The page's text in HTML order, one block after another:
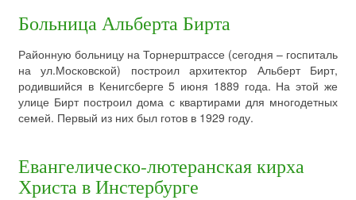
Больница Альберта Бирта
Районную больницу на Торнерштрассе (сегодня – госпиталь
на ул.Московской) построил архитектор Альберт Бирт,
родившийся в Кенигсберге 5 июня 1889 года. На этой же
улице Бирт построил дома с квартирами для многодетных
семей. Первый из них был готов в 1929 году.
Евангелическо-лютеранская кирха
Христа в Инстербурге